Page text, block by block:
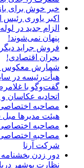
اکبر یاوری رئیس
الزام جدید در
پنهان نمی‌شوند!
فروش جراید دیگر
بحران اقتصادی!
شمارش معکوس
هیأت‌رئیسه در
گفت‌وگو با
اتحادیه عکاسان و
مصاحبه
هیئت مدیرها مبل
مصاحبه اختصاصی
مصاحبه
شرکت آرنا
دور زدن
نظارت بوشهر